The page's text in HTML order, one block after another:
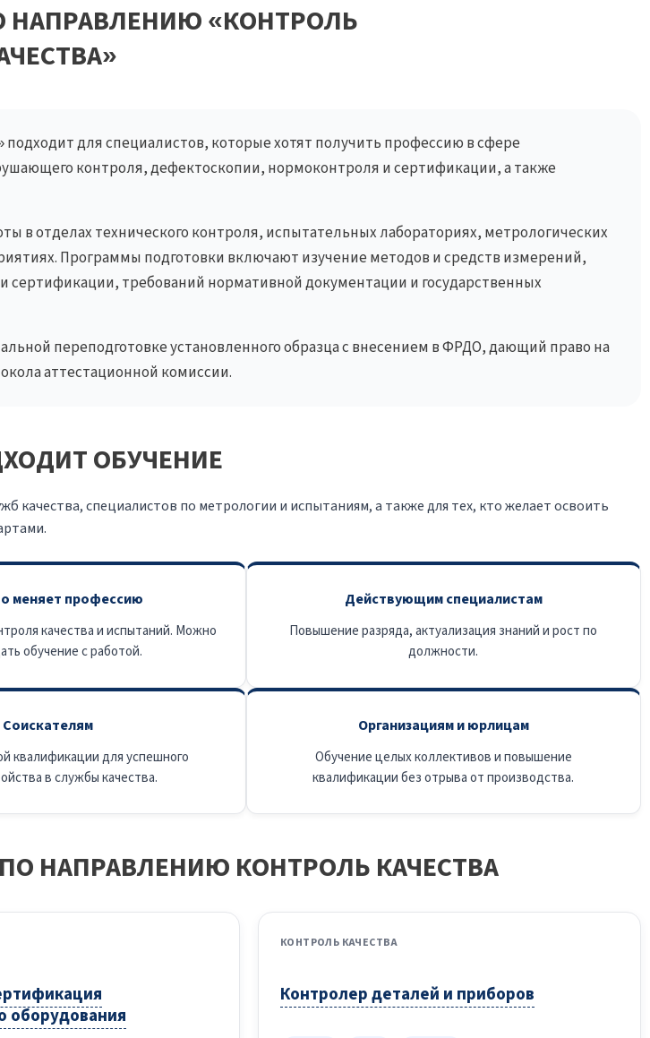
НАПРАВЛЕНИЮ «КОНТРОЛЬ
подходит для специалистов, которые хотят получить профессию в сфере
контроля, дефектоскопии, нормоконтроля и сертификации, а также
в отделах технического контроля, испытательных лабораториях, метрологических
Программы подготовки включают изучение методов и средств измерений,
требований нормативной документации и государственных
переподготовке установленного образца с внесением в ФРДО, дающий право на
аттестационной комиссии.
ОБУЧЕНИЕ
специалистов по метрологии и испытаниям, а также для тех, кто желает освоить
меняет профессию
качества и испытаний. Можно
обучение с работой.
Действующим специалистам
Повышение разряда, актуализация знаний и рост по
должности.
Соискателям
квалификации для успешного
в службы качества.
Организациям и юрлицам
Обучение целых коллективов и повышение
квалификации без отрыва от производства.
НАПРАВЛЕНИЮ КОНТРОЛЬ КАЧЕСТВА
оборудования
КОНТРОЛЬ КАЧЕСТВА
Контролер деталей и приборов